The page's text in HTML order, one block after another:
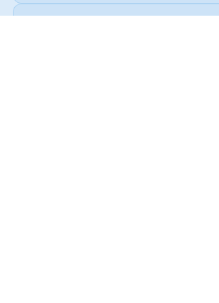
ENA RESULTATS CYCLES MOYEN,